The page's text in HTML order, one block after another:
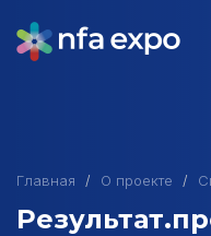
Главная О проекте